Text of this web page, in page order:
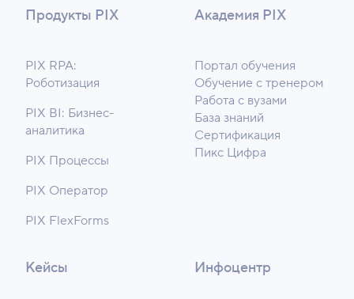
Продукты PIX
PIX RPA:
Роботизация
PIX BI: Бизнес-
аналитика
PIX Процессы
PIX Оператор
PIX FlexForms
Академия PIX
Портал обучения
Обучение с тренером
Работа с вузами
База знаний
Сертификация
Пикс Цифра
Кейсы Инфоцентр